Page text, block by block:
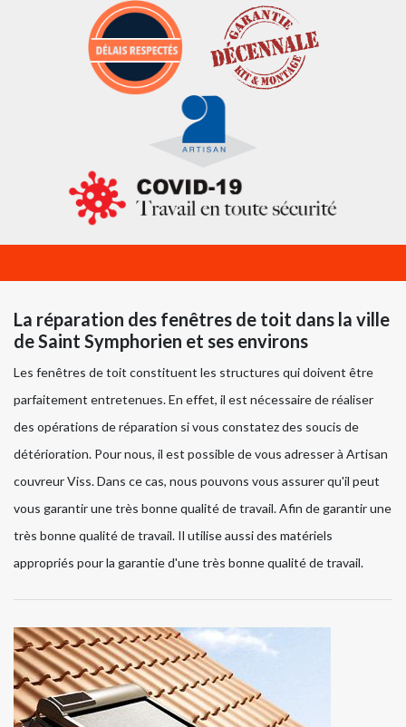
La réparation des fenêtres de toit dans la ville
de Saint Symphorien et ses environs
Les fenêtres de toit constituent les structures qui doivent être
parfaitement entretenues. En effet, il est nécessaire de réaliser
des opérations de réparation si vous constatez des soucis de
détérioration. Pour nous, il est possible de vous adresser à Artisan
couvreur Viss. Dans ce cas, nous pouvons vous assurer qu'il peut
vous garantir une très bonne qualité de travail. Afin de garantir une
très bonne qualité de travail. Il utilise aussi des matériels
appropriés pour la garantie d'une très bonne qualité de travail.